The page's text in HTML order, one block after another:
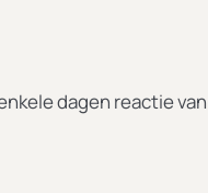
dagen reactie van